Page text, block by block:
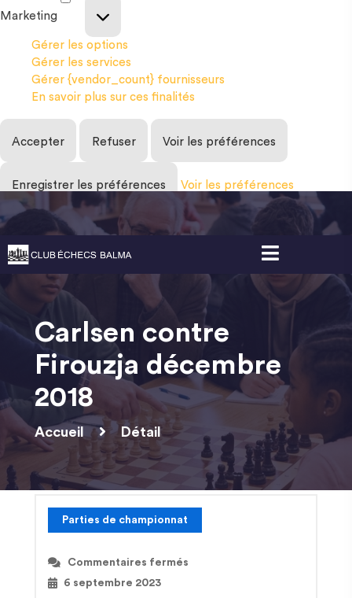
Marketing
Gérer les options
Gérer les services
Gérer {vendor_count} fournisseurs
En savoir plus sur ces finalités
Accepter Refuser Voir les préférences
Enregistrer les préférences Voir les préférences
Gestion des cookies
Carlsen contre
Firouzja décembre
2018
Accueil Détail
Parties de championnat
Commentaires fermés
6 septembre 2023